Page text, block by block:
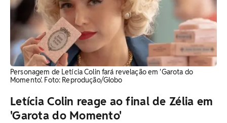
Personagem de Letícia Colin fará revelação em 'Garota do
Momento'. Foto: Reprodução/Globo
Letícia Colin reage ao final de Zélia em
'Garota do Momento'